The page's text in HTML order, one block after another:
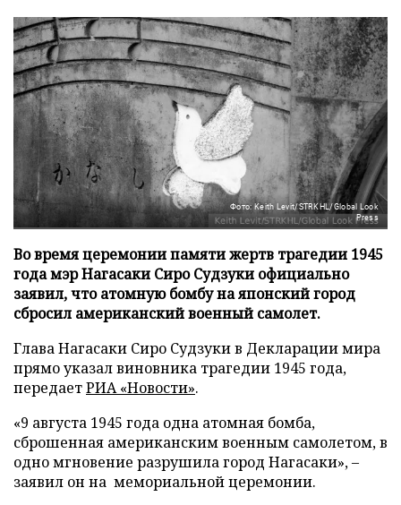
Фото: Keith Levit/STRKHL/Global Look
Press
Во время церемонии памяти жертв трагедии 1945
года мэр Нагасаки Сиро Судзуки официально
заявил, что атомную бомбу на японский город
сбросил американский военный самолет.
Глава Нагасаки Сиро Судзуки в Декларации мира
прямо указал виновника трагедии 1945 года,
передаетРИА «Новости».
«9 августа 1945 года одна атомная бомба,
сброшенная американским военным самолетом, в
одно мгновение разрушила город Нагасаки», –
заявил он на мемориальной церемонии.